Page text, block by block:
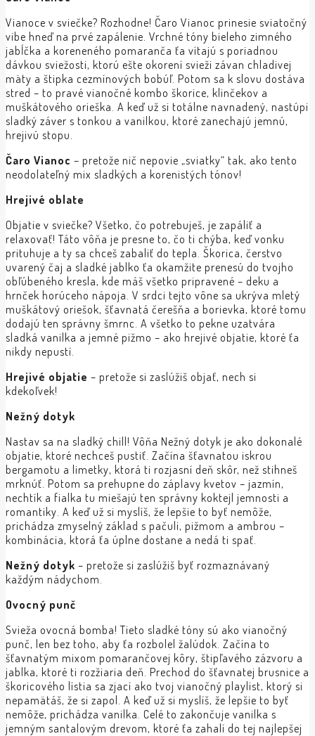
Vianoce v sviečke? Rozhodne! Čaro Vianoc prinesie sviatočný
vibe hneď na prvé zapálenie. Vrchné tóny bieleho zimného
jabĺčka a koreneného pomaranča ťa vítajú s poriadnou
dávkou sviežosti, ktorú ešte okorení svieži závan chladivej
mäty a štipka cezmínových bobúľ. Potom sa k slovu dostáva
stred – to pravé vianočné kombo škorice, klinčekov a
muškátového orieška. A keď už si totálne navnadený, nastúpi
sladký záver s tonkou a vanilkou, ktoré zanechajú jemnú,
hrejivú stopu.
Čaro Vianoc – pretože nič nepovie „sviatky“ tak, ako tento
neodolateľný mix sladkých a korenistých tónov!
Hrejivé oblate
Objatie v sviečke? Všetko, čo potrebuješ, je zapáliť a
relaxovať! Táto vôňa je presne to, čo ti chýba, keď vonku
prituhuje a ty sa chceš zabaliť do tepla. Škorica, čerstvo
uvarený čaj a sladké jablko ťa okamžite prenesú do tvojho
obľúbeného kresla, kde máš všetko pripravené – deku a
hrnček horúceho nápoja. V srdci tejto vône sa ukrýva mletý
muškátový oriešok, šťavnatá čerešňa a borievka, ktoré tomu
dodajú ten správny šmrnc. A všetko to pekne uzatvára
sladká vanilka a jemné pižmo – ako hrejivé objatie, ktoré ťa
nikdy nepustí.
Hrejivé objatie – pretože si zaslúžiš objať, nech si
kdekoľvek!
Nežný dotyk
Nastav sa na sladký chill! Vôňa Nežný dotyk je ako dokonalé
objatie, ktoré nechceš pustiť. Začína šťavnatou iskrou
bergamotu a limetky, ktorá ti rozjasní deň skôr, než stihneš
mrknúť. Potom sa prehupne do záplavy kvetov – jazmín,
nechtík a fialka tu miešajú ten správny koktejl jemnosti a
romantiky. A keď už si myslíš, že lepšie to byť nemôže,
prichádza zmyselný základ s pačuli, pižmom a ambrou –
kombinácia, ktorá ťa úplne dostane a nedá ti spať.
Nežný dotyk – pretože si zaslúžiš byť rozmaznávaný
každým nádychom.
Ovocný punč
Svieža ovocná bomba! Tieto sladké tóny sú ako vianočný
punč, len bez toho, aby ťa rozbolel žalúdok. Začína to
šťavnatým mixom pomarančovej kôry, štipľavého zázvoru a
jablka, ktoré ti rozžiaria deň. Prechod do šťavnatej brusnice a
škoricového lístia sa zjací ako tvoj vianočný playlist, ktorý si
nepamätáš, že si zapol. A keď už si myslíš, že lepšie to byť
nemôže, prichádza vanilka. Celé to zakončuje vanilka s
jemným santalovým drevom, ktoré ťa zahalí do tej najlepšej